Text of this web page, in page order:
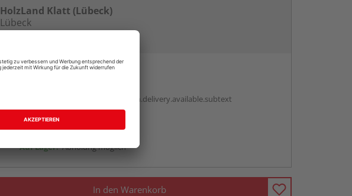
HolzLand Klatt (Lübeck)
Lübeck
Online bestellen
vue.ads.priceMerchantBox.option.delivery.available.subtext
Beim Händler abholen
Auf Lager:Abholung möglich
In den Warenkorb